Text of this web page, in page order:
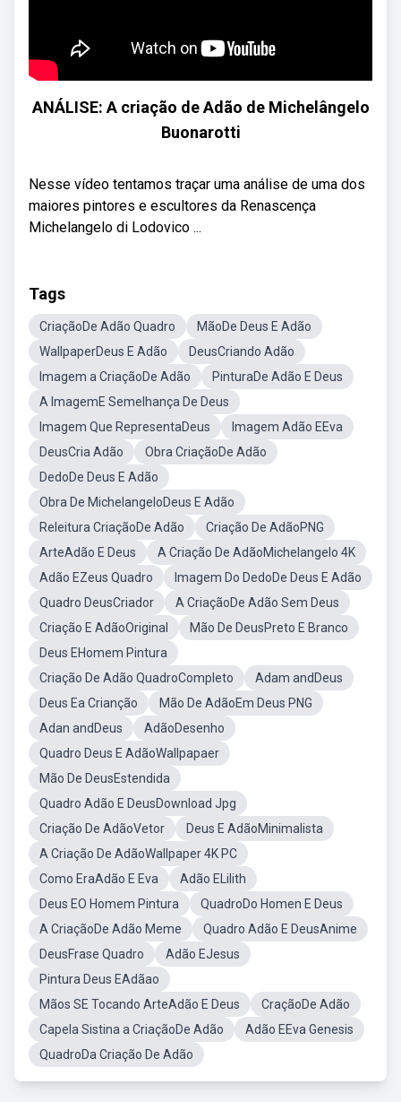
ANÁLISE: A criação de Adão de Michelângelo
Buonarotti
Nesse vídeo tentamos traçar uma análise de uma dos
maiores pintores e escultores da Renascença
Michelangelo di Lodovico ...
Tags
CriaçãoDe Adão Quadro
MãoDe Deus E Adão
WallpaperDeus E Adão
DeusCriando Adão
Imagem a CriaçãoDe Adão
PinturaDe Adão E Deus
A ImagemE Semelhança De Deus
Imagem Que RepresentaDeus
Imagem Adão EEva
DeusCria Adão
Obra CriaçãoDe Adão
DedoDe Deus E Adão
Obra De MichelangeloDeus E Adão
Releitura CriaçãoDe Adão
Criação De AdãoPNG
ArteAdão E Deus
A Criação De AdãoMichelangelo 4K
Adão EZeus Quadro
Imagem Do DedoDe Deus E Adão
Quadro DeusCriador
A CriaçãoDe Adão Sem Deus
Criação E AdãoOriginal
Mão De DeusPreto E Branco
Deus EHomem Pintura
Criação De Adão QuadroCompleto
Adam andDeus
Deus Ea Crianção
Mão De AdãoEm Deus PNG
Adan andDeus
AdãoDesenho
Quadro Deus E AdãoWallpapaer
Mão De DeusEstendida
Quadro Adão E DeusDownload Jpg
Criação De AdãoVetor
Deus E AdãoMinimalista
A Criação De AdãoWallpaper 4K PC
Como EraAdão E Eva
Adão ELilith
Deus EO Homem Pintura
QuadroDo Homen E Deus
A CriaçãoDe Adão Meme
Quadro Adão E DeusAnime
DeusFrase Quadro
Adão EJesus
Pintura Deus EAdãao
Mãos SE Tocando ArteAdão E Deus
CraçãoDe Adão
Capela Sistina a CriaçãoDe Adão
Adão EEva Genesis
QuadroDa Criação De Adão